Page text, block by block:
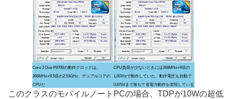
Core 2 Duo P8700の動作クロックは、
266MHz×9.5倍の2.53GHz。デュアルコアの
CPUだ
CPU負荷が少ないときには266MHz×6倍の
1.6GHzで動作していた。動作電圧も自動で
0.875Vまで落ちて省電力動作を実現している
このクラスのモバイルノートPCの場合、TDPが10Wの超低